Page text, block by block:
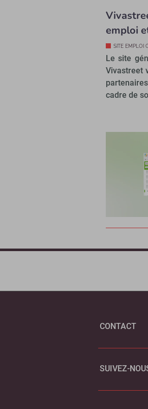
emploi
SITE EMPLOI
Le site
Vivastreet
cadre de
CONTACT
SUIVEZ-